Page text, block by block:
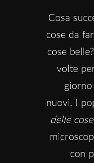
Cosa
cose da
cose
volte
giorno
nuovi. I
delle
con